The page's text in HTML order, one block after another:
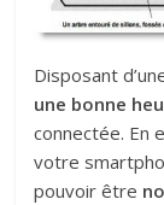
Disposant
une bonne
connectée. En
votre
pouvoir être